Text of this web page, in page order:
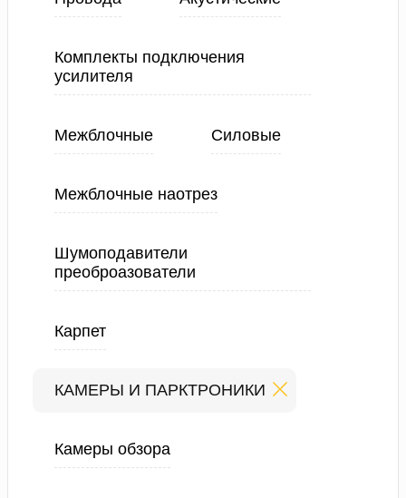
Комплекты подключения
усилителя
Межблочные Силовые
Межблочные наотрез
Шумоподавители
преоброазователи
Карпет
КАМЕРЫ И ПАРКТРОНИКИ
Камеры обзора